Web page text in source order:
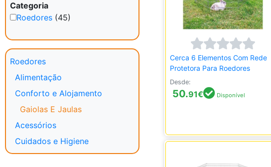
Categoria
Roedores (45)
Roedores
Alimentação
Conforto e Alojamento
Gaiolas E Jaulas
Acessórios
Cuidados e Higiene
Cerca 6 Elementos Com Rede
Protetora Para Roedores
Desde:
50.91€ Disponível